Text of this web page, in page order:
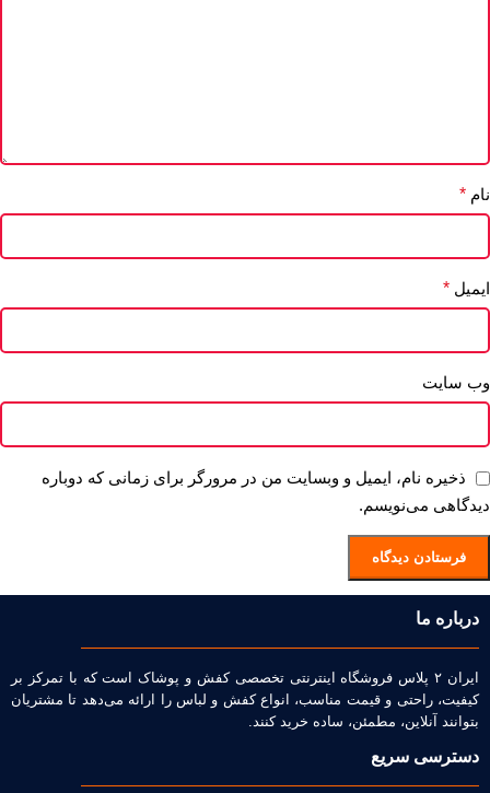
نام *
ایمیل *
وب‌ سایت
ذخیره نام، ایمیل و وبسایت من در مرورگر برای زمانی که دوباره
دیدگاهی می‌نویسم.
درباره ما
ایران ۲ پلاس فروشگاه اینترنتی تخصصی کفش و پوشاک است که با تمرکز بر
کیفیت، راحتی و قیمت مناسب، انواع کفش و لباس را ارائه می‌دهد تا مشتریان
بتوانند آنلاین، مطمئن، ساده خرید کنند.
دسترسی سریع